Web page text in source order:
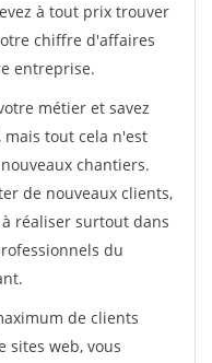
à tout prix trouver
chiffre d'affaires
entreprise.
métier et savez
tout cela n'est
chantiers.
de nouveaux clients,
réaliser surtout dans
du
de clients
sites web, vous